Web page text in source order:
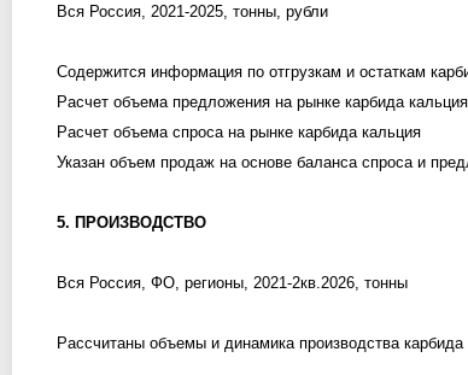
Вся Россия, 2021-2025, тонны, рубли
Содержится информация по отгрузкам и остаткам
Расчет объема предложения на рынке карбида кальция
Расчет объема спроса на рынке карбида кальция
Указан объем продаж на основе баланса спроса и
5. ПРОИЗВОДСТВО
Вся Россия, ФО, регионы, 2021-2кв.2026, тонны
Рассчитаны объемы и динамика производства карбида